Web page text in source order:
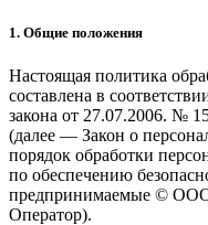
1. Общие положения
Настоящая политика
составлена в
закона от 27.07.2006. №
(далее — Закон о
порядок обработки
по обеспечению
предпринимаемые ©
Оператор).